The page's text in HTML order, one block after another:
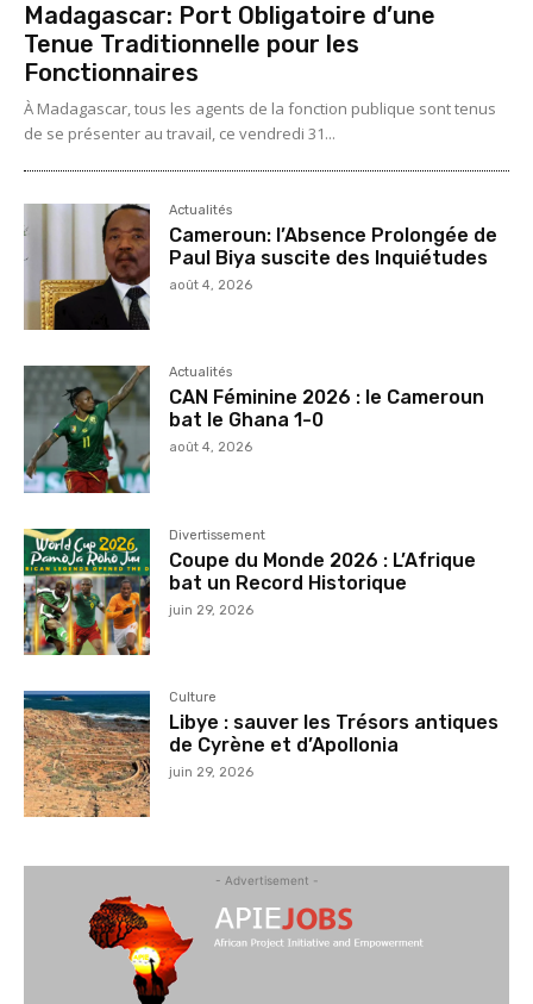
Madagascar: Port Obligatoire d’une
Tenue Traditionnelle pour les
Fonctionnaires
À Madagascar, tous les agents de la fonction publique sont tenus
de se présenter au travail, ce vendredi 31...
Actualités
Cameroun: l’Absence Prolongée de
Paul Biya suscite des Inquiétudes
août 4, 2026
Actualités
CAN Féminine 2026 : le Cameroun
bat le Ghana 1-0
août 4, 2026
Divertissement
Coupe du Monde 2026 : L’Afrique
bat un Record Historique
juin 29, 2026
Culture
Libye : sauver les Trésors antiques
de Cyrène et d’Apollonia
juin 29, 2026
- Advertisement -